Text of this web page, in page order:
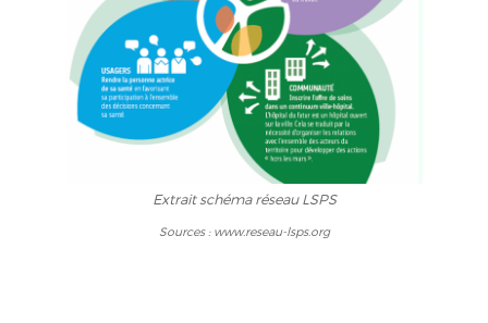
Extrait schéma réseau LSPS
Sources : www.reseau-lsps.org